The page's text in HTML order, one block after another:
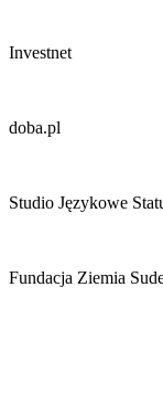
Investnet
doba.pl
Studio Językowe
Fundacja Ziemia